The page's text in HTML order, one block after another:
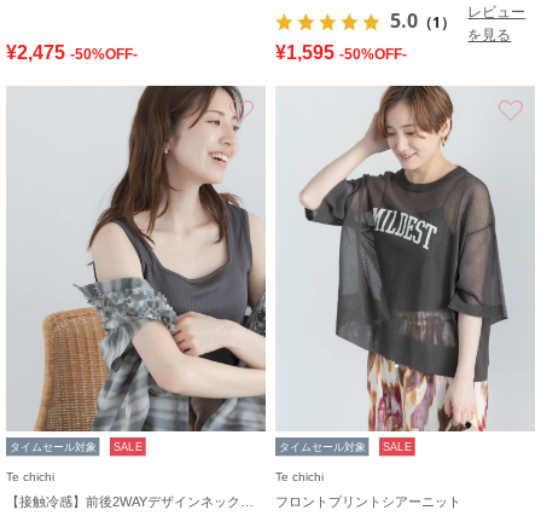
¥2,475 -50%OFF-
5.0 （1）
レビュー
を見る
¥1,595 -50%OFF-
タイムセール対象 SALE
Te chichi
タイムセール対象 SALE
Te chichi
フロントプリントシアーニット